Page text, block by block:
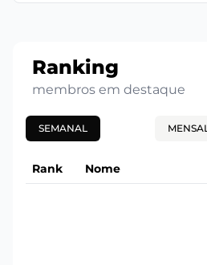
Ranking
membros em destaque
SEMANAL MENSAL
Rank Nome